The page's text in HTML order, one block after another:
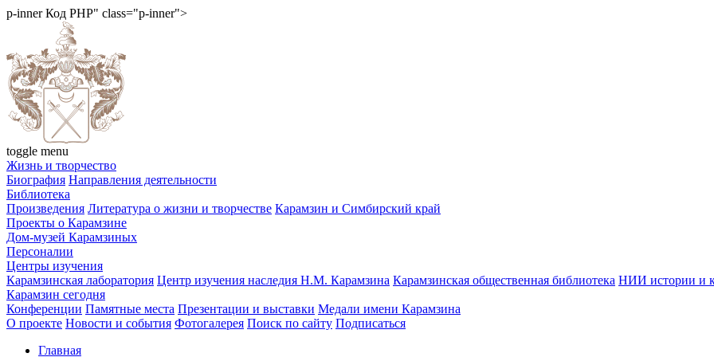
p-innerКод PHP" class="p-inner">
toggle menu
Жизнь и творчество
Биография Направления деятельности
Библиотека
Произведения Литература о жизни и творчестве Карамзин и Симбирский край
Проекты о Карамзине
Дом-музей Карамзиных
Персоналии
Центры изучения
Карамзинская лаборатория Центр изучения наследия Н.М. Карамзина Карамзинская общественная библиотека НИИ истории и
Карамзин сегодня
Конференции Памятные места Презентации и выставки Медали имени Карамзина
О проекте Новости и события Фотогалерея Поиск по сайту Подписаться
Главная